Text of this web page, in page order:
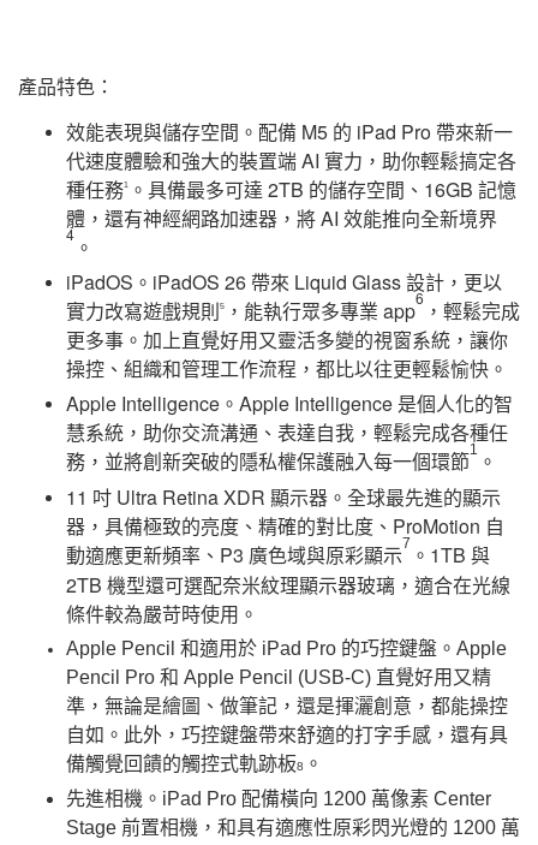
產品特色：
效能表現與儲存空間。配備 M5 的 iPad Pro 帶來新一
代速度體驗和強大的裝置端 AI 實力，助你輕鬆搞定各
種任務1 。具備最多可達 2TB 的儲存空間、16GB 記憶
體，還有神經網路加速器，將 AI 效能推向全新境界
4 。
iPadOS。iPadOS 26 帶來 Liquid Glass 設計，更以
實力改寫遊戲規則5 ，能執行眾多專業 app6 ，輕鬆完成
更多事。加上直覺好用又靈活多變的視窗系統，讓你
操控、組織和管理工作流程，都比以往更輕鬆愉快。
Apple Intelligence。Apple Intelligence 是個人化的智
慧系統，助你交流溝通、表達自我，輕鬆完成各種任
務，並將創新突破的隱私權保護融入每一個環節1 。
11 吋 Ultra Retina XDR 顯示器。全球最先進的顯示
器，具備極致的亮度、精確的對比度、ProMotion 自
動適應更新頻率、P3 廣色域與原彩顯示7 。1TB 與
2TB 機型還可選配奈米紋理顯示器玻璃，適合在光線
條件較為嚴苛時使用。
Apple Pencil 和適用於 iPad Pro 的巧控鍵盤。Apple
Pencil Pro 和 Apple Pencil (USB-C) 直覺好用又精
準，無論是繪圖、做筆記，還是揮灑創意，都能操控
自如。此外，巧控鍵盤帶來舒適的打字手感，還有具
備觸覺回饋的觸控式軌跡板8 。
先進相機。iPad Pro 配備橫向 1200 萬像素 Center
Stage 前置相機，和具有適應性原彩閃光燈的 1200 萬